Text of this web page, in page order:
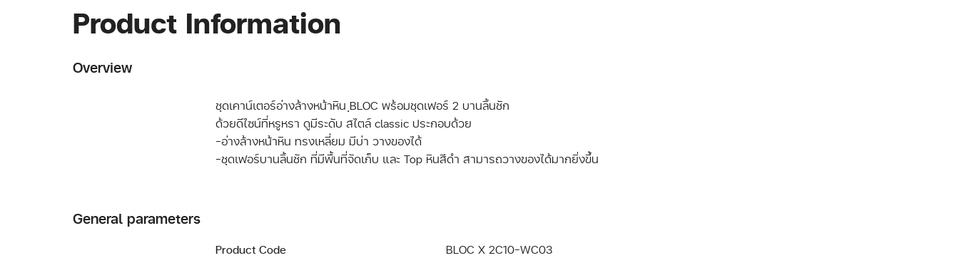
Product Information
Overview
ชุดเคาน์เตอร์อ่างล้างหน้าหิน ฺBLOC พร้อมชุดเฟอร์ 2 บานลิ้นชัก
ด้วยดีไซน์ที่หรูหรา ดูมีระดับ สไตล์ classic ประกอบด้วย
-อ่างล้างหน้าหิน ทรงเหลี่ยม มีบ่า วางของได้
-ชุดเฟอร์บานลิ้นชัก ที่มีพื้นที่จัดเก็บ และ Top หินสีดำ สามารถวางของได้มากยิ่งขึ้น
General parameters
Product Code
BLOC X 2C10-WC03